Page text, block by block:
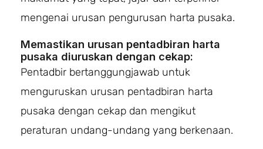
mengenai urusan pengurusan harta pusaka.
Memastikan urusan pentadbiran harta
pusaka diuruskan dengan cekap:
Pentadbir bertanggungjawab untuk
menguruskan urusan pentadbiran harta
pusaka dengan cekap dan mengikut
peraturan undang-undang yang berkenaan.